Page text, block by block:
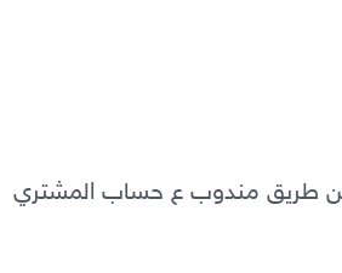
عن طريق مندوب ع حساب المشتري